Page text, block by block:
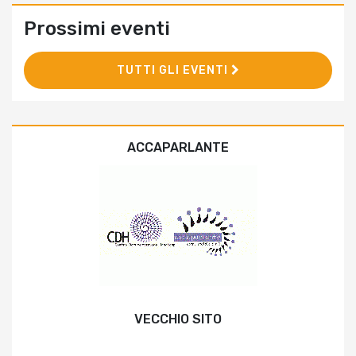
Prossimi eventi
TUTTI GLI EVENTI
ACCAPARLANTE
VECCHIO SITO